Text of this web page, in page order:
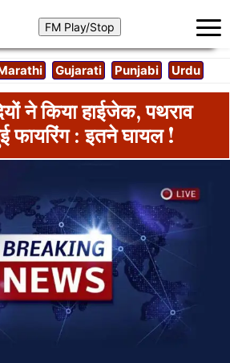
Gujarati Punjabi Urdu
ने किया हाईजेक, पथराव
फायरिंग : इतने घायल !